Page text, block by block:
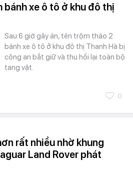
bánh xe ô tô ở khu đô thị
Sau 6 giờ gây án, tên trộm tháo 2
bánh xe ô tô ở khu đô thị Thanh Hà bị
công an bắt giữ và thu hồi lại toàn bộ
tang vật.
0
rất nhiều nhờ khung
Land Rover phát